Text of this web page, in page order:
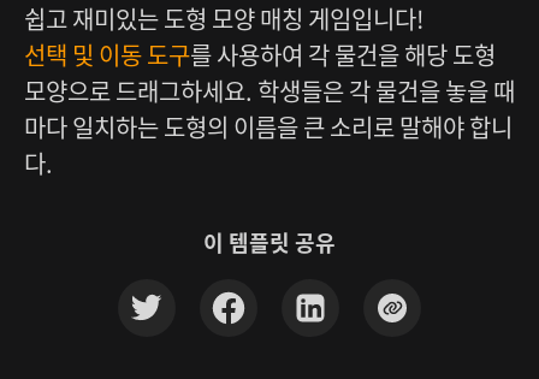
쉽고 재미있는 도형 모양 매칭 게임입니다!
선택 및 이동 도구를 사용하여 각 물건을 해당 도형
모양으로 드래그하세요. 학생들은 각 물건을 놓을 때
마다 일치하는 도형의 이름을 큰 소리로 말해야 합니
다.
이 템플릿 공유